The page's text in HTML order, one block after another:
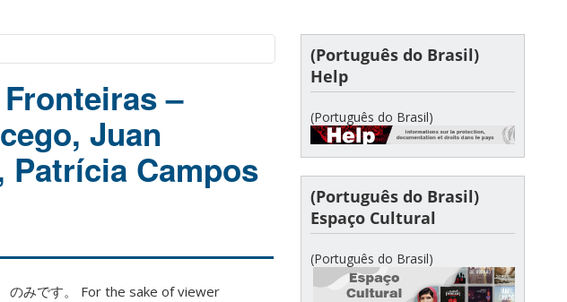
–
Juan
Patrícia Campos
のみです。 For the sake of viewer
(Português do Brasil)
Help
(Português do Brasil)
(Português do Brasil)
Espaço Cultural
(Português do Brasil)